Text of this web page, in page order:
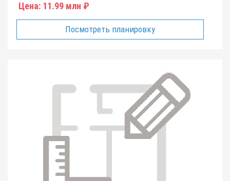
Цена: 11.99 млн ₽
Посмотреть планировку